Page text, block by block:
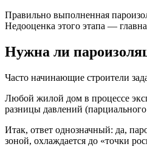
Правильно выполненная
Недооценка этого этапа —
Нужна ли
Часто начинающие строители
Любой жилой дом в процессе
разницы давлений
Итак, ответ однозначный: да,
зоной, охлаждается до «точки